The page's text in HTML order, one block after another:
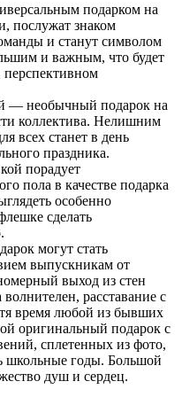
подарком на
послужат знаком
и станут символом
и важным, что будет
перспективном
— необычный подарок на
коллектива. Нелишним
всех станет в день
праздника.
порадует
пола в качестве подарка
особенно
сделать
могут стать
выпускникам от
выход из стен
расставание с
время любой из бывших
оригинальный подарок с
сплетенных из фото,
школьные годы. Большой
душ и сердец.